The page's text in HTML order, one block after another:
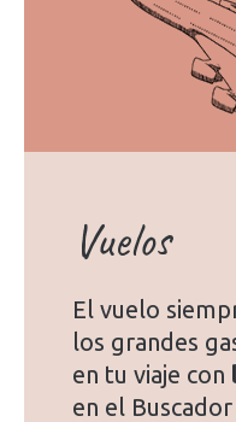
Vuelos
El vuelo
los grandes
en tu viaje con
en el